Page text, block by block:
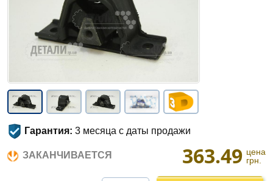
Гарантия: 3 месяца с даты продажи
ЗАКАНЧИВАЕТСЯ 363.49 цена
грн.